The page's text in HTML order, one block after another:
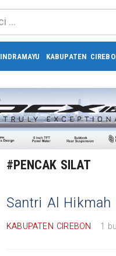
INDRAMAYU KABUPATEN
#PENCAK SILAT
Santri Al Hikmah
KABUPATEN CIREBON 1